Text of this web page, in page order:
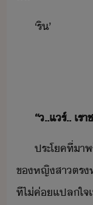
‘​ริ​’
​“​.​.​แร์​..​ ​เร
ประโค​ที่า​
ข​หญิสา​ตร
ที​ไ่​ค่​แปลใจ​